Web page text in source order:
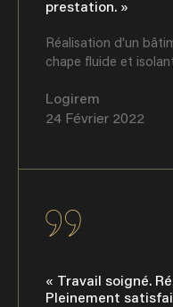
prestation. »
Réalisation d’un
chape fluide et
Logirem
24 Février 2022
« Travail soigné.
Pleinement